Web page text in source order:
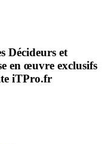
Décideurs et
en œuvre exclusifs
iTPro.fr